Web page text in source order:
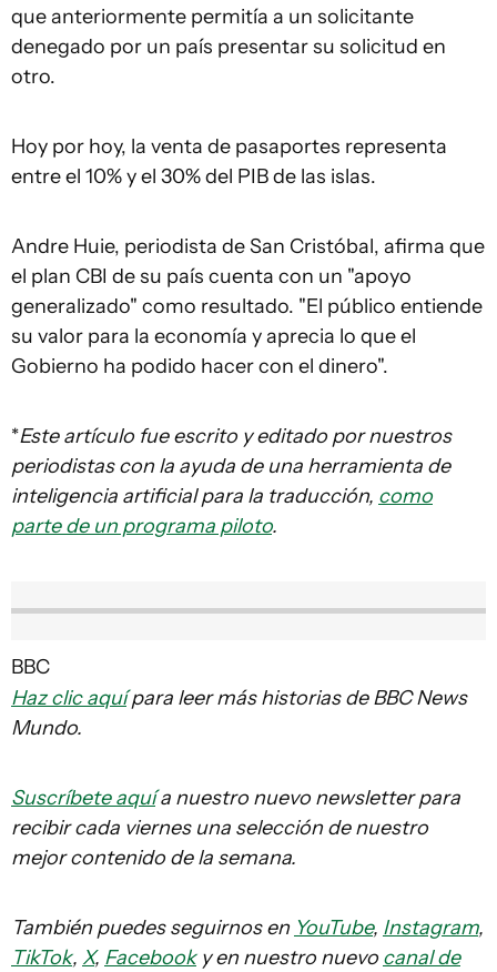
que anteriormente permitía a un solicitante
denegado por un país presentar su solicitud en
otro.
Hoy por hoy, la venta de pasaportes representa
entre el 10% y el 30% del PIB de las islas.
Andre Huie, periodista de San Cristóbal, afirma que
el plan CBI de su país cuenta con un "apoyo
generalizado" como resultado. "El público entiende
su valor para la economía y aprecia lo que el
Gobierno ha podido hacer con el dinero".
*Este artículo fue escrito y editado por nuestros
periodistas con la ayuda de una herramienta de
inteligencia artificial para la traducción, como
parte de un programa piloto.
BBC
Haz clic aquípara leer más historias de BBC News
Mundo.
Suscríbete aquía nuestro nuevo newsletter para
recibir cada viernes una selección de nuestro
mejor contenido de la semana.
También puedes seguirnos en YouTube, Instagram,
TikTok, X, Facebooky en nuestro nuevo canal de